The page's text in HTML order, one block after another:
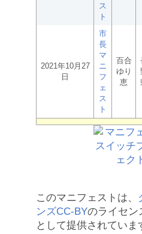
ス
ト
2021年10月27
日
市
長
マ
ニ
フ
ェ
ス
ト
百合
ゆり
恵
このマニフェストは、
ンズCC-BYのライセン
として提供されていま